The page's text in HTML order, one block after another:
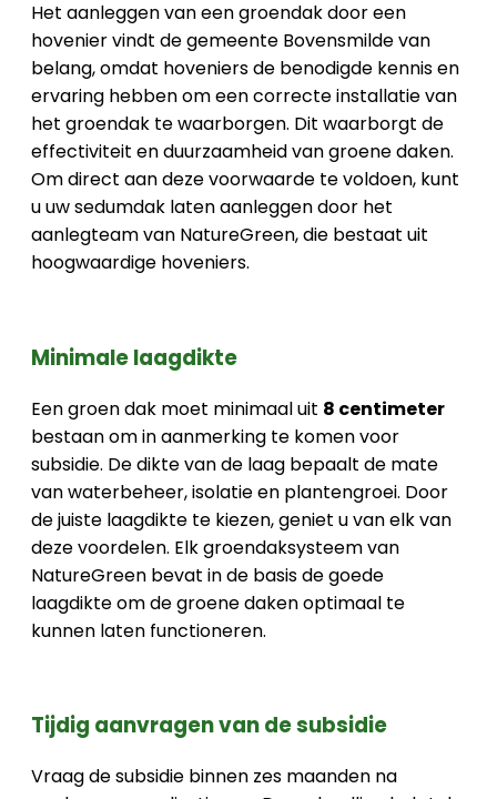
Het aanleggen van een groendak door een
hovenier vindt de gemeente Bovensmilde van
belang, omdat hoveniers de benodigde kennis en
ervaring hebben om een correcte installatie van
het groendak te waarborgen. Dit waarborgt de
effectiviteit en duurzaamheid van groene daken.
Om direct aan deze voorwaarde te voldoen, kunt
u uw sedumdak laten aanleggen door het
aanlegteam van NatureGreen, die bestaat uit
hoogwaardige hoveniers.
Minimale laagdikte
Een groen dak moet minimaal uit 8 centimeter
bestaan om in aanmerking te komen voor
subsidie. De dikte van de laag bepaalt de mate
van waterbeheer, isolatie en plantengroei. Door
de juiste laagdikte te kiezen, geniet u van elk van
deze voordelen. Elk groendaksysteem van
NatureGreen bevat in de basis de goede
laagdikte om de groene daken optimaal te
kunnen laten functioneren.
Tijdig aanvragen van de subsidie
Vraag de subsidie binnen zes maanden na